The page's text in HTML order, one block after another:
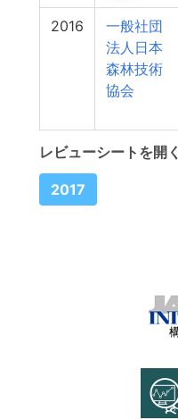
2016
一般社団
法人日本
森林技術
協会
レビューシートを開く
2017